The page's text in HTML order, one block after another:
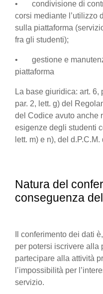
• condivisione di
corsi mediante l’utilizzo
sulla piattaforma
fra gli studenti);
• gestione e
piattaforma
La base giuridica: art. 6,
par. 2, lett. g) del
del Codice avuto anche
esigenze degli studenti
lett. m) e n), del
Natura del
conseguenza
Il conferimento dei dati
per potersi iscrivere alla
partecipare alla attività
l’impossibilità per
servizio.